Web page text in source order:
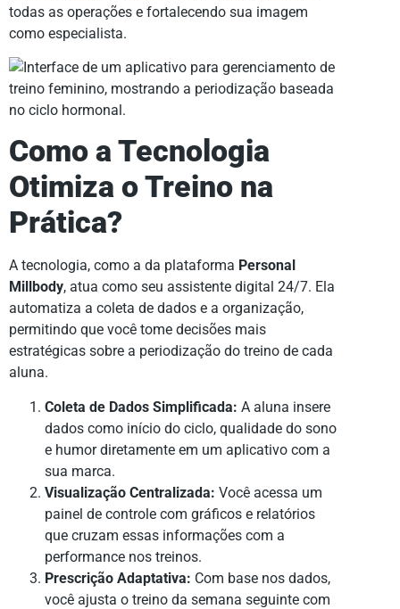
todas as operações e fortalecendo sua imagem
como especialista.
Como a Tecnologia
Otimiza o Treino na
Prática?
A tecnologia, como a da plataforma Personal
Millbody, atua como seu assistente digital 24/7. Ela
automatiza a coleta de dados e a organização,
permitindo que você tome decisões mais
estratégicas sobre a periodização do treino de cada
aluna.
Coleta de Dados Simplificada: A aluna insere
dados como início do ciclo, qualidade do sono
e humor diretamente em um aplicativo com a
sua marca.
Visualização Centralizada: Você acessa um
painel de controle com gráficos e relatórios
que cruzam essas informações com a
performance nos treinos.
Prescrição Adaptativa: Com base nos dados,
você ajusta o treino da semana seguinte com